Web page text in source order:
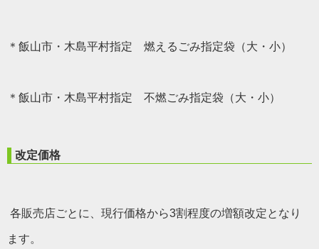
＊飯山市・木島平村指定 燃えるごみ指定袋（大・小）
＊飯山市・木島平村指定 不燃ごみ指定袋（大・小）
改定価格
各販売店ごとに、現行価格から3割程度の増額改定となり
ます。